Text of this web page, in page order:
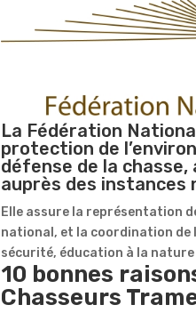
La Fédération
protection de
défense de la
auprès des instances
Elle assure la représentation
national, et la coordination de
sécurité, éducation à la nature
10 bonnes
Chasseurs